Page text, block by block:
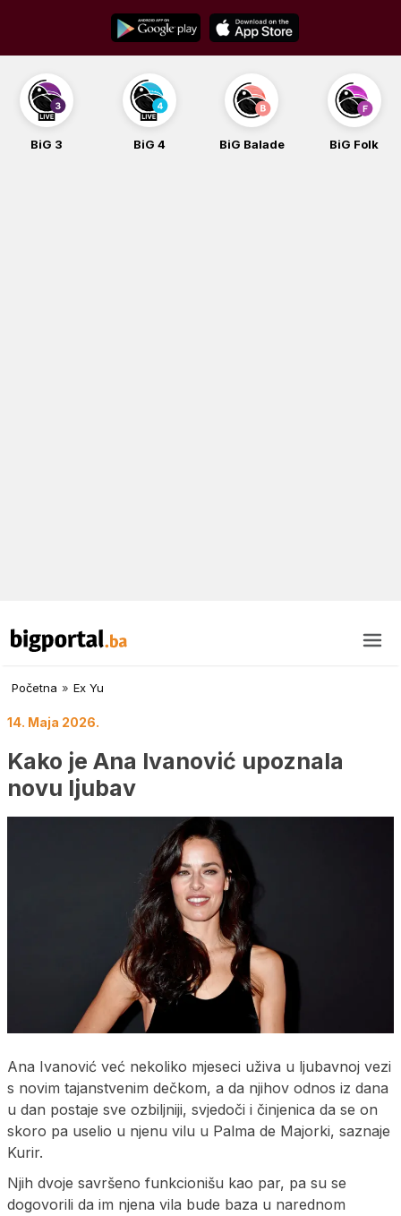
content
BiG 3 BiG 4 BiG Balade BiG Folk
Početna » Ex Yu
14. Maja 2026.
Kako je Ana Ivanović upoznala
novu ljubav
Ana Ivanović već nekoliko mjeseci uživa u ljubavnoj vezi
s novim tajanstvenim dečkom, a da njihov odnos iz dana
u dan postaje sve ozbiljniji, svjedoči i činjenica da se on
skoro pa uselio u njenu vilu u Palma de Majorki, saznaje
Kurir.
Njih dvoje savršeno funkcionišu kao par, pa su se
dogovorili da im njena vila bude baza u narednom